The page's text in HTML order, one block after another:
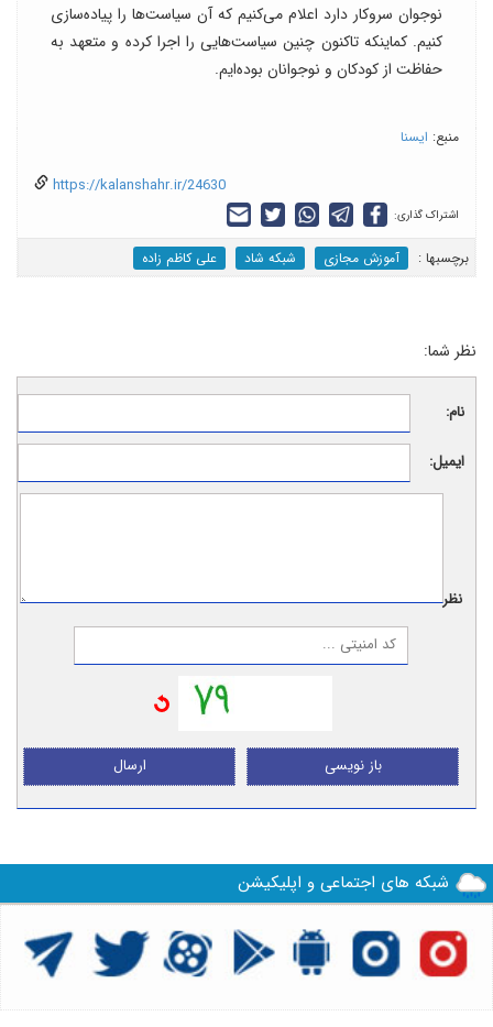
نوجوان سروکار دارد اعلام می‌کنیم که آن سیاست‌ها را پیاده‌سازی
کنیم. کماینکه تاکنون چنین سیاست‌هایی را اجرا کرده و متعهد به
حفاظت از کودکان و نوجوانان بوده‌ایم.
منبع: ایسنا
https://kalanshahr.ir/24630
اشتراک گذاری:
برچسب‎ها : آموزش مجازی شبکه شاد علی کاظم زاده
نظر شما:
نام:
ایمیل:
نظر:
ارسال باز نویسی
شبکه های اجتماعی و اپلیکیشن